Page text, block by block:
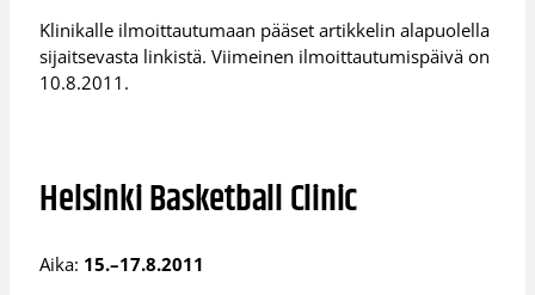
Klinikalle ilmoittautumaan pääset artikkelin alapuolella
sijaitsevasta linkistä. Viimeinen ilmoittautumispäivä on
10.8.2011.
Helsinki Basketball Clinic
Aika: 15.–17.8.2011